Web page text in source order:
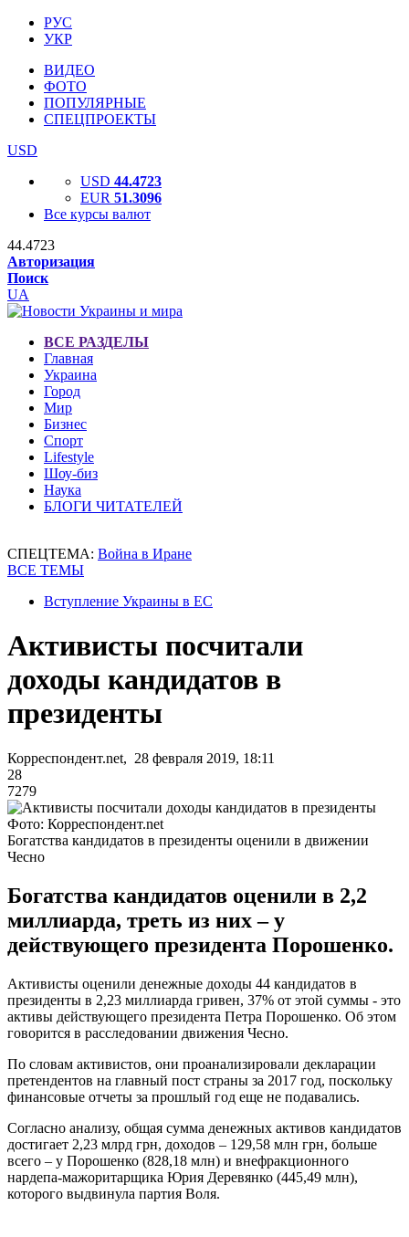
РУС
УКР
ВИДЕО
ФОТО
ПОПУЛЯРНЫЕ
СПЕЦПРОЕКТЫ
USD
USD 44.4723
EUR 51.3096
Все курсы валют
44.4723
Авторизация
Поиск
UA
ВСЕ РАЗДЕЛЫ
Главная
Украина
Город
Мир
Бизнес
Спорт
Lifestyle
Шоу-биз
Наука
БЛОГИ ЧИТАТЕЛЕЙ
СПЕЦТЕМА: Война в Иране
ВСЕ ТЕМЫ
Вступление Украины в ЕС
Активисты посчитали
доходы кандидатов в
президенты
Корреспондент.net, 28 февраля 2019, 18:11
28
7279
Фото: Корреспондент.net
Богатства кандидатов в президенты оценили в движении
Чесно
Богатства кандидатов оценили в 2,2
миллиарда, треть из них – у
действующего президента Порошенко.
Активисты оценили денежные доходы 44 кандидатов в
президенты в 2,23 миллиарда гривен, 37% от этой суммы - это
активы действующего президента Петра Порошенко. Об этом
говорится в расследовании движения Чесно.
По словам активистов, они проанализировали декларации
претендентов на главный пост страны за 2017 год, поскольку
финансовые отчеты за прошлый год еще не подавались.
Согласно анализу, общая сумма денежных активов кандидатов
достигает 2,23 млрд грн, доходов – 129,58 млн грн, больше
всего – у Порошенко (828,18 млн) и внефракционного
нардепа-мажоритарщика Юрия Деревянко (445,49 млн),
которого выдвинула партия Воля.